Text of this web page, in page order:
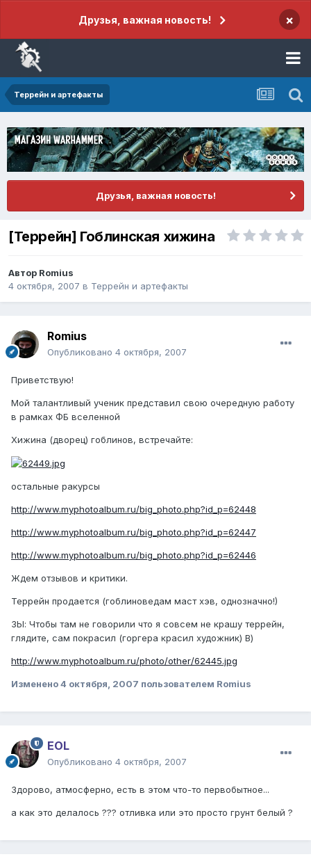
Друзья, важная новость! ×
Террейн и артефакты
Друзья, важная новость!
[Террейн] Гоблинская хижина
Автор Romius
4 октября, 2007 в Террейн и артефакты
Romius
Опубликовано 4 октября, 2007
Приветствую!
Мой талантливый ученик представил свою очередную работу
в рамках ФБ вселенной
Хижина (дворец) гоблинов, встречайте:
остальные ракурсы
http://www.myphotoalbum.ru/big_photo.php?id_p=62448
http://www.myphotoalbum.ru/big_photo.php?id_p=62447
http://www.myphotoalbum.ru/big_photo.php?id_p=62446
Ждем отзывов и критики.
Террейн продается (гоблиноведам маст хэв, однозначно!)
ЗЫ: Чтобы там не говорили что я совсем не крашу террейн,
глядите, сам покрасил (горгера красил художник) В)
http://www.myphotoalbum.ru/photo/other/62445.jpg
Изменено4 октября, 2007 пользователем Romius
EOL
Опубликовано 4 октября, 2007
Здорово, атмосферно, есть в этом что-то первобытное...
а как это делалось ??? отливка или это просто грунт белый ?